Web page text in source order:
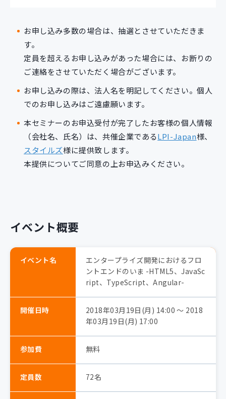
お申し込み多数の場合は、抽選とさせていただきま
す。
定員を超えるお申し込みがあった場合には、お断りの
ご連絡をさせていただく場合がございます。
お申し込みの際は、法人名を明記してください。個人
でのお申し込みはご遠慮願います。
本セミナーのお申込受付が完了したお客様の個人情報
（会社名、氏名）は、共催企業であるLPI-Japan様、
スタイルズ様に提供致します。
本提供についてご同意の上お申込みください。
イベント概要
イベント名
エンタープライズ開発におけるフロ
ントエンドのいま -HTML5、JavaSc
ript、TypeScript、Angular-
開催日時
2018年03月19日(月) 14:00 〜 2018
年03月19日(月) 17:00
参加費 無料
定員数 72名